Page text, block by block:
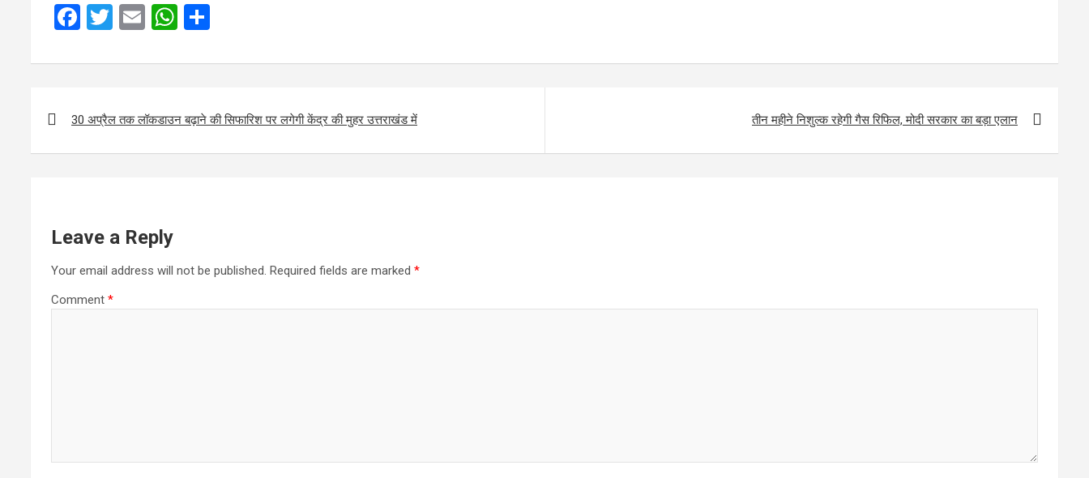
F
ce
o
o
T
tt
E
ail
W
at
A
p
ar
navigation
30 अप्रैल तक लॉकडाउन बढ़ाने की सिफारिश पर लगेगी केंद्र की मुहर उत्तराखंड में तीन महीने निशुल्क रहेगी गैस रिफिल, मोदी सरकार का बड़ा एलान
Leave a Reply
Your email address will not be published. Required fields are marked *
Comment *